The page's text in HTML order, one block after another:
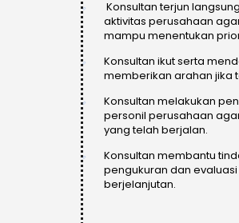
Konsultan terjun
aktivitas perusahaan
mampu menentukan
Konsultan ikut serta
memberikan arahan jika
Konsultan melakukan
personil perusahaan
yang telah berjalan.
Konsultan membantu
pengukuran dan
berjelanjutan.